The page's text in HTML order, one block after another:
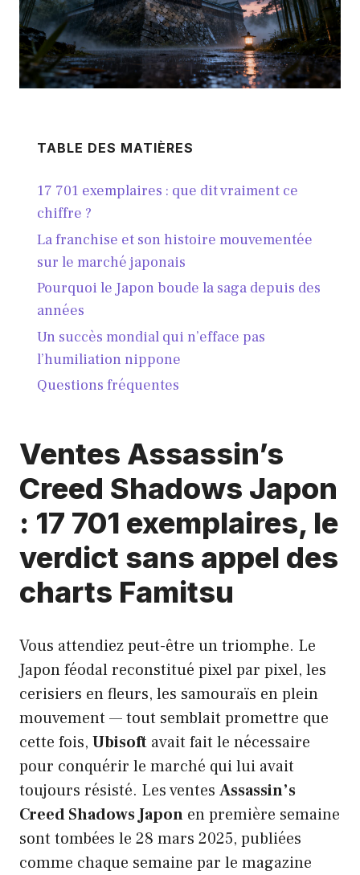
TABLE DES MATIÈRES
17 701 exemplaires : que dit vraiment ce
chiffre ?
La franchise et son histoire mouvementée
sur le marché japonais
Pourquoi le Japon boude la saga depuis des
années
Un succès mondial qui n’efface pas
l’humiliation nippone
Questions fréquentes
Ventes Assassin’s
Creed Shadows Japon
: 17 701 exemplaires, le
verdict sans appel des
charts Famitsu
Vous attendiez peut-être un triomphe. Le
Japon féodal reconstitué pixel par pixel, les
cerisiers en fleurs, les samouraïs en plein
mouvement — tout semblait promettre que
cette fois, Ubisoft avait fait le nécessaire
pour conquérir le marché qui lui avait
toujours résisté. Les ventes Assassin’s
Creed Shadows Japon en première semaine
sont tombées le 28 mars 2025, publiées
comme chaque semaine par le magazine